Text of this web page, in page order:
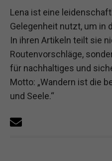
Lena ist eine
Gelegenheit nutzt, um in
In ihren Artikeln teilt sie
Routenvorschläge,
für nachhaltiges und
Motto: „Wandern ist die
und Seele.“